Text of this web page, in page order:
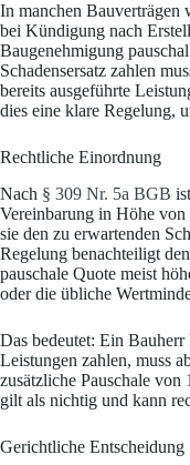
In manchen Bauverträgen
bei Kündigung nach
Baugenehmigung
Schadensersatz zahlen
bereits ausgeführte
dies eine klare Regelung,
Rechtliche Einordnung
Nach § 309 Nr. 5a BGB
Vereinbarung in Höhe
sie den zu erwartenden
Regelung benachteiligt
pauschale Quote meist
oder die übliche
Das bedeutet: Ein
Leistungen zahlen, muss
zusätzliche Pauschale
gilt als nichtig und kann
Gerichtliche Entscheidung